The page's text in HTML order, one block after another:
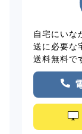
自宅にいな
送に必要な
送料無料で